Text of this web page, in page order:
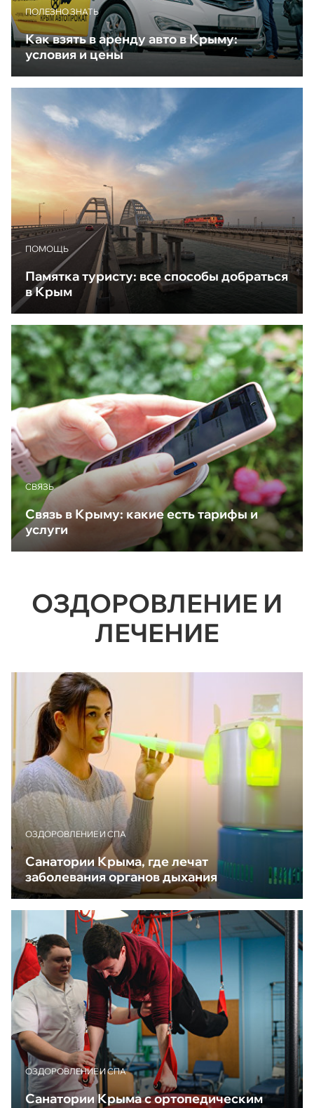
ПОЛЕЗНО ЗНАТЬ
Как взять в аренду авто в Крыму:
условия и цены
ПОМОЩЬ
Памятка туристу: все способы добраться
в Крым
CВЯЗЬ
Связь в Крыму: какие есть тарифы и
услуги
ОЗДОРОВЛЕНИЕ И
ЛЕЧЕНИЕ
ОЗДОРОВЛЕНИЕ И СПА
Санатории Крыма, где лечат
заболевания органов дыхания
ОЗДОРОВЛЕНИЕ И СПА
Санатории Крыма с ортопедическим